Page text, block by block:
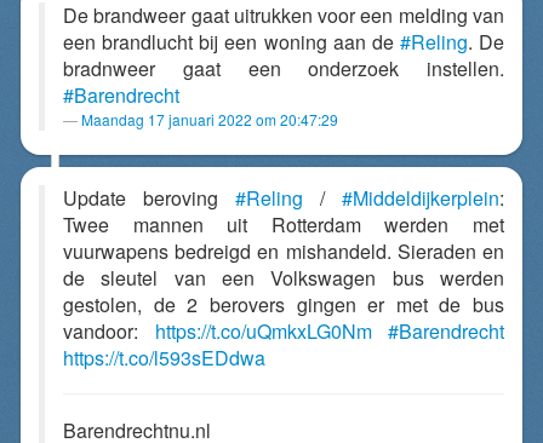
De brandweer gaat uitrukken voor een melding van
een brandlucht bij een woning aan de #Reling. De
bradnweer gaat een onderzoek instellen.
#Barendrecht
Maandag 17 januari 2022 om 20:47:29
Update beroving #Reling / #Middeldijkerplein:
Twee mannen uit Rotterdam werden met
vuurwapens bedreigd en mishandeld. Sieraden en
de sleutel van een Volkswagen bus werden
gestolen, de 2 berovers gingen er met de bus
vandoor: https://t.co/uQmkxLG0Nm #Barendrecht
https://t.co/l593sEDdwa
Barendrechtnu.nl